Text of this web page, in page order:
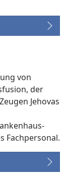
von
der
Jehovas
Fachpersonal.